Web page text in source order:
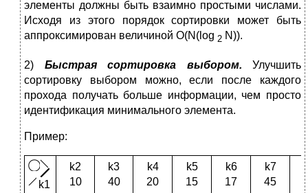
элементы должны быть взаимно простыми числами.
Исходя из этого порядок сортировки может быть
аппроксимирован величиной О(N(log 2 N)).
2) Быстрая сортировка выбором.
Улучшить
сортировку выбором можно, если после каждого
прохода получать больше информации, чем просто
идентификация минимального элемента.
Пример:
k1
k2
10
k3
40
k4
20
k5
15
k6
17
k7
45